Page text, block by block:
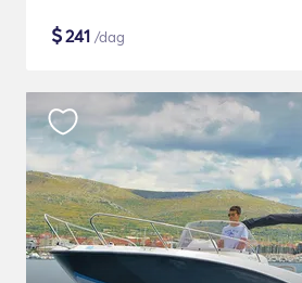
$241 /dag